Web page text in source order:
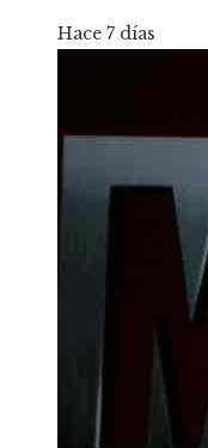
Hace 7 días